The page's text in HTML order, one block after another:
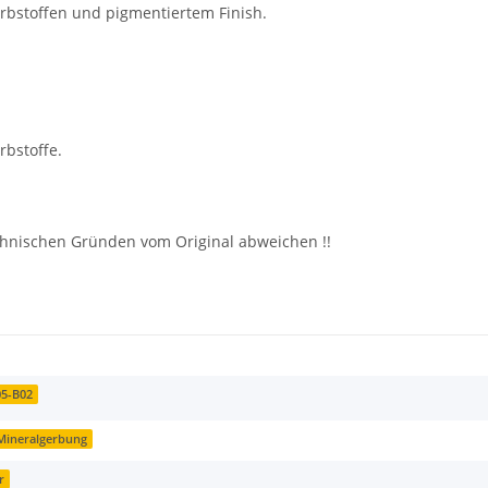
und pigmentiertem Finish.
Gründen vom Original abweichen !!
B02